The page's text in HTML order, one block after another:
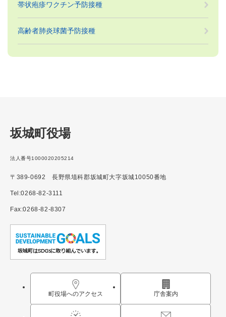
帯状疱疹ワクチン予防接種
高齢者肺炎球菌予防接種
坂城町役場
法人番号1000020205214
〒389-0692 長野県埴科郡坂城町大字坂城10050番地
Tel:0268-82-3111
Fax:0268-82-8307
町役場へのアクセス 庁舎案内